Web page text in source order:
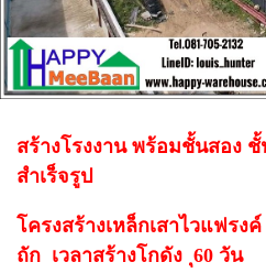
สร้างโรงงาน พร้อมชั้นสอง
สำเร็จรูป
โครงสร้างเหล็กเสาไวแฟรง
ถัก เวลาสร้างโกดัง ุ60 วัน